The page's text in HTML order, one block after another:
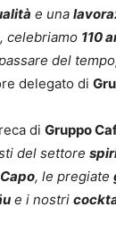
e una
celebriamo 110
del
delegato di
di Gruppo
del settore
, le pregiate
e i nostri